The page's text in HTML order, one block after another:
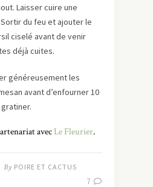
Laisser cuire une
du feu et ajouter le
ciselé avant de venir
déjà cuites.
généreusement les
avant d’enfourner 10
avecLe Fleurier.
By POIRE ET CACTUS
7